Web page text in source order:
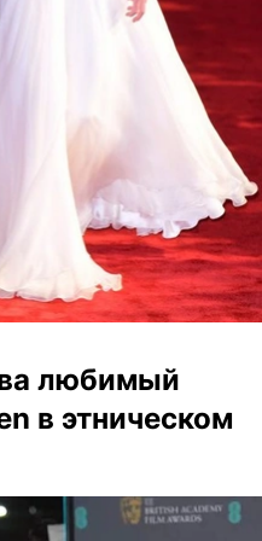
любимый
в этническом